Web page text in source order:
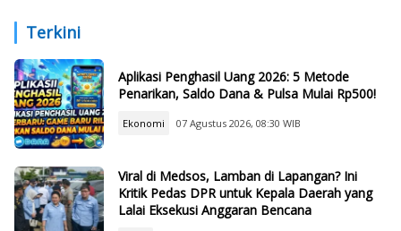
Terkini
Aplikasi Penghasil Uang 2026: 5 Metode
Penarikan, Saldo Dana & Pulsa Mulai Rp500!
Ekonomi 07 Agustus 2026, 08:30 WIB
Viral di Medsos, Lamban di Lapangan? Ini
Kritik Pedas DPR untuk Kepala Daerah yang
Lalai Eksekusi Anggaran Bencana